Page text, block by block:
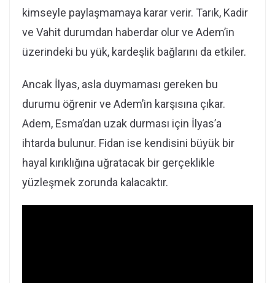
kimseyle paylaşmamaya karar verir. Tarık, Kadir
ve Vahit durumdan haberdar olur ve Adem’in
üzerindeki bu yük, kardeşlik bağlarını da etkiler.
Ancak İlyas, asla duymaması gereken bu
durumu öğrenir ve Adem’in karşısına çıkar.
Adem, Esma’dan uzak durması için İlyas’a
ihtarda bulunur. Fidan ise kendisini büyük bir
hayal kırıklığına uğratacak bir gerçeklikle
yüzleşmek zorunda kalacaktır.